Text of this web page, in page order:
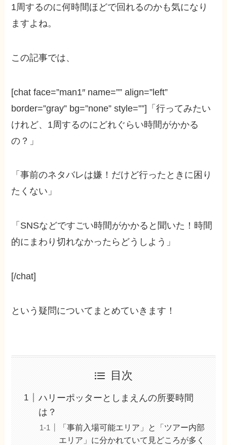
1周するのに何時間ほどで回れるのかも気になり
ますよね。
この記事では、
[chat face=”man1″ name=”” align=”left”
border=”gray” bg=”none” style=””]「行ってみたい
けれど、1周するのにどれぐらい時間がかかる
の？」
「事前のネタバレは嫌！だけど行ったときに困り
たくない」
「SNSなどですごい時間がかかると聞いた！時間
的にまわり切れなかったらどうしよう」
[/chat]
という疑問についてまとめていきます！
目次
ハリーポッターとしまえんの所要時間
は？
「事前入場可能エリア」と「ツアー内部
エリア」に分かれていて見どころが多く